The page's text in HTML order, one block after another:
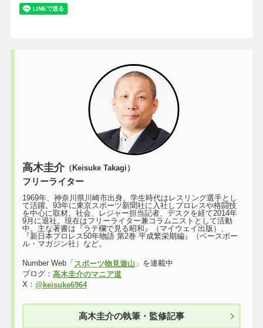
高木圭介（Keisuke Takagi）
フリーライター
1969年、神奈川県川崎市出身。学生時代はレスリング選手とし
て活躍。93年に東京スポーツ新聞社に入社しプロレスや格闘技
を中心に取材。社会、レジャー担当記者、デスクを経て2014年
9月に退社。現在はフリーライター兼コラムニストとして活動
中。主な著書は『ラテ欄で見る昭和』（マイウェイ出版）、
『新日本プロレス50年物語 第2巻 平成繁栄期編』（ベースボー
ル・マガジン社）など。
Number Web「 スポーツ物見遊山 」を連載中
ブログ： 高木圭介のマニア道
X： @keisuke6964
高木圭介の執筆・監修記事